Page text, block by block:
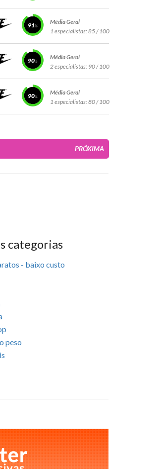
91
Média Geral
1 especialistas:85 / 100
90
Média Geral
2 especialistas: 90 / 100
90
Média Geral
1 especialistas:80 / 100
PRÓXIMA
categorias
- baixo custo
peso